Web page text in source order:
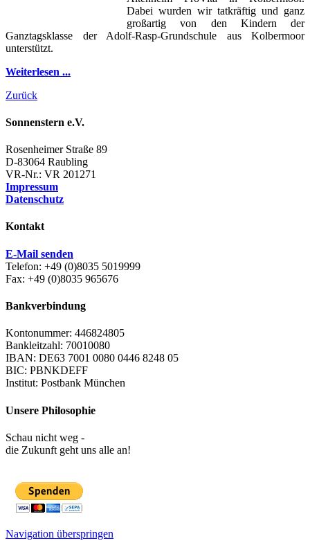
Dabei wurden wir tatkräftig und ganz
großartig von den Kindern der
Ganztagsklasse der Adolf-Rasp-Grundschule aus Kolbermoor
unterstützt.
Weiterlesen ...
Zurück
Sonnenstern e.V.
Rosenheimer Straße 89
D-83064 Raubling
VR-Nr.: VR 201271
Impressum
Datenschutz
Kontakt
E-Mail senden
Telefon: +49 (0)8035 5019999
Fax: +49 (0)8035 965676
Bankverbindung
Kontonummer: 446824805
Bankleitzahl: 70010080
IBAN: DE63 7001 0080 0446 8248 05
BIC: PBNKDEFF
Institut: Postbank München
Unsere Philosophie
Schau nicht weg -
die Zukunft geht uns alle an!
Navigation überspringen